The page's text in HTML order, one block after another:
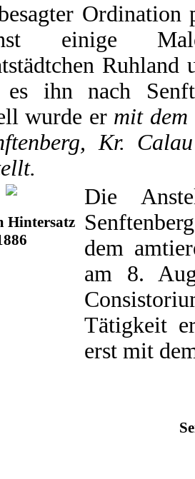
Ordination
einige
Ruhland
ihn nach
wurde er mit dem
Kr.
Hintersatz
Die
dem
am 8.
Tätigkeit
erst mit